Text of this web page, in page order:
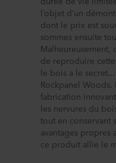
l’objet d’un
dont le prix est
sommes ensuite
Malheureusement,
de reproduire
le bois a le secret...
Rockpanel Woods.
fabrication
les nervures du
tout en conservant
avantages propres
ce produit allie le